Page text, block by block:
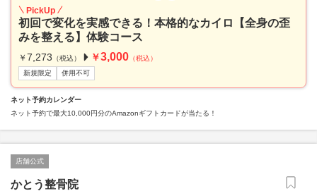
PickUp
初回で変化を実感できる！本格的なカイロ【全身の歪
みを整える】体験コース
￥ 7,273 （税込） ￥3,000 （税込）
新規限定
併用不可
ネット予約カレンダー
ネット予約で最大10,000円分のAmazonギフトカードが当たる！
店舗公式
かとう整骨院